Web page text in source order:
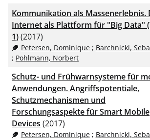
Kommunikation als Massenerlebnis.
Internet als Plattform für "Big Data"
1)(2017)
Petersen, Dominique; Barchnicki,
; Pohlmann, Norbert
Schutz- und Frühwarnsysteme für
Anwendungen. Angriffspotentiale,
Schutzmechanismen und
Forschungsaspekte für Smart Mobile
Devices (2017)
Petersen, Dominique; Barchnicki,